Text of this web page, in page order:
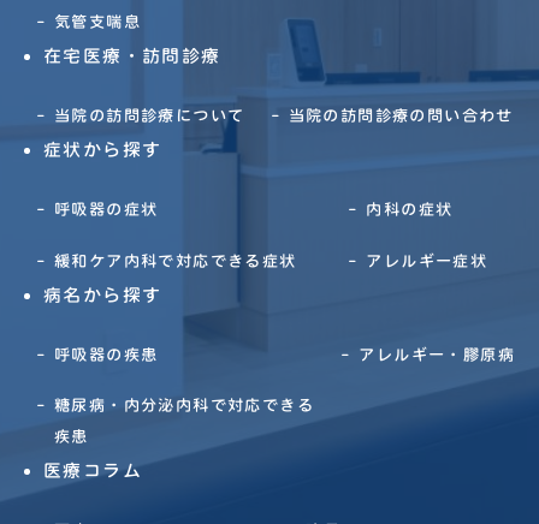
気管支喘息
在宅医療・訪問診療
当院の訪問診療について 当院の訪問診療の問い合わせ
症状から探す
呼吸器の症状 内科の症状
緩和ケア内科で対応できる症状 アレルギー症状
病名から探す
呼吸器の疾患 アレルギー・膠原病
糖尿病・内分泌内科で対応できる
疾患
医療コラム